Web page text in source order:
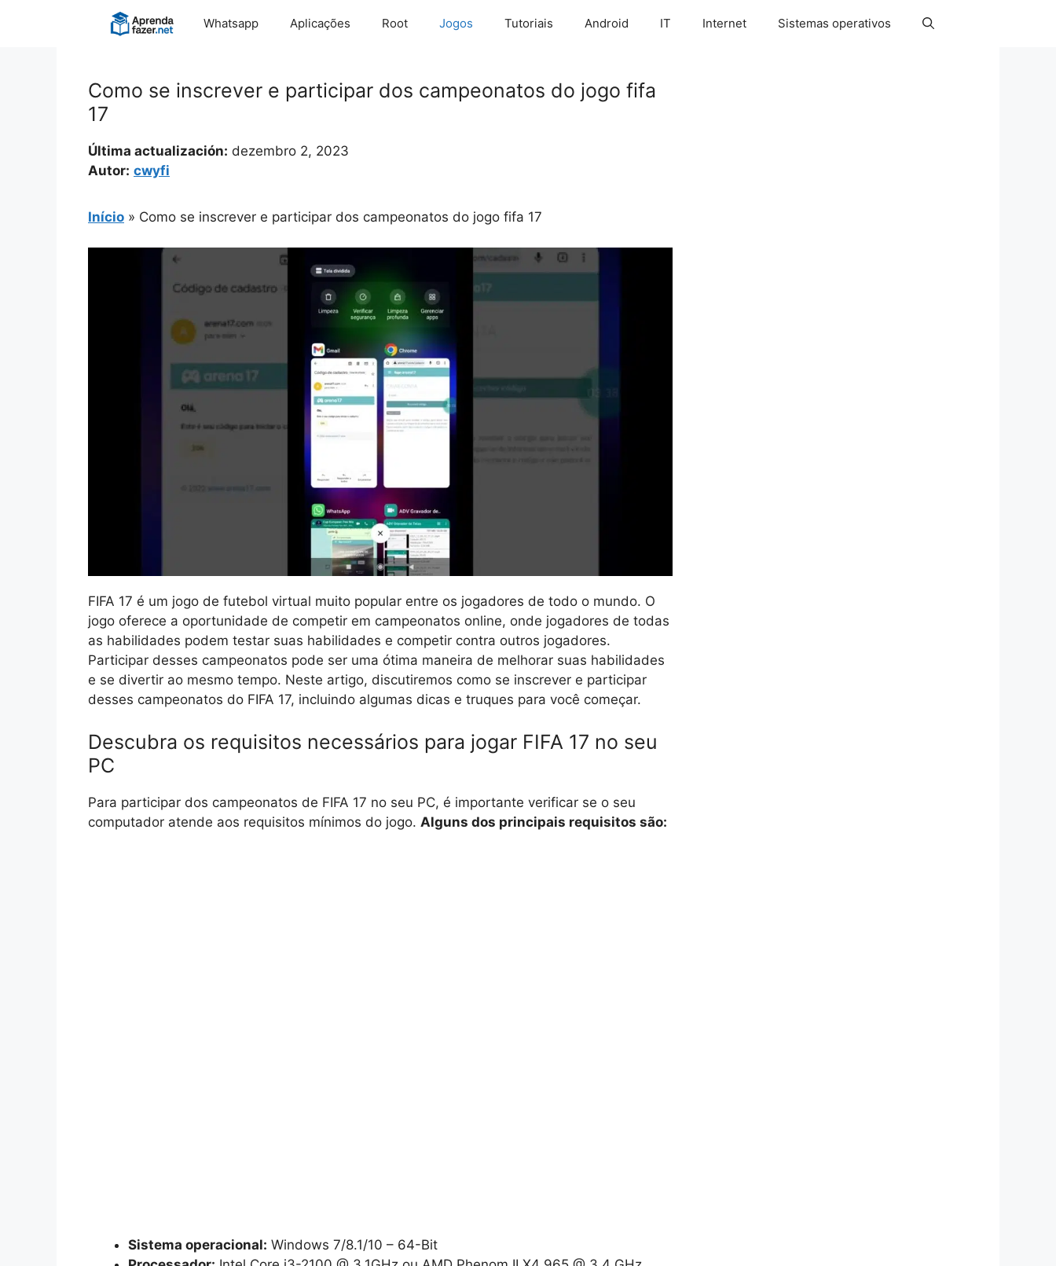
Whatsapp Aplicações Root Jogos Tutoriais Android IT Internet Sistemas operativos
Como se inscrever e participar dos campeonatos do jogo fifa
17
Última actualización: dezembro 2, 2023
Autor: cwyfi
Início » Como se inscrever e participar dos campeonatos do jogo fifa 17
FIFA 17 é um jogo de futebol virtual muito popular entre os jogadores de todo o mundo. O
jogo oferece a oportunidade de competir em campeonatos online, onde jogadores de todas
as habilidades podem testar suas habilidades e competir contra outros jogadores.
Participar desses campeonatos pode ser uma ótima maneira de melhorar suas habilidades
e se divertir ao mesmo tempo. Neste artigo, discutiremos como se inscrever e participar
desses campeonatos do FIFA 17, incluindo algumas dicas e truques para você começar.
Descubra os requisitos necessários para jogar FIFA 17 no seu
PC
Para participar dos campeonatos de FIFA 17 no seu PC, é importante verificar se o seu
computador atende aos requisitos mínimos do jogo. Alguns dos principais requisitos são:
Sistema operacional: Windows 7/8.1/10 – 64-Bit